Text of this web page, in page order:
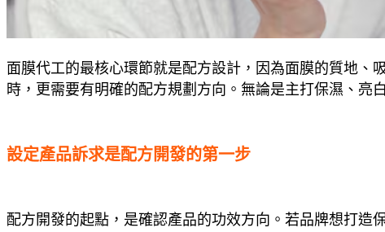
面膜代工的最核心環節就是配方設計，因為面膜的質地、
時，更需要有明確的配方規劃方向。無論是主打保濕、亮
設定產品訴求是配方開發的第一步
配方開發的起點，是確認產品的功效方向。若品牌想打造